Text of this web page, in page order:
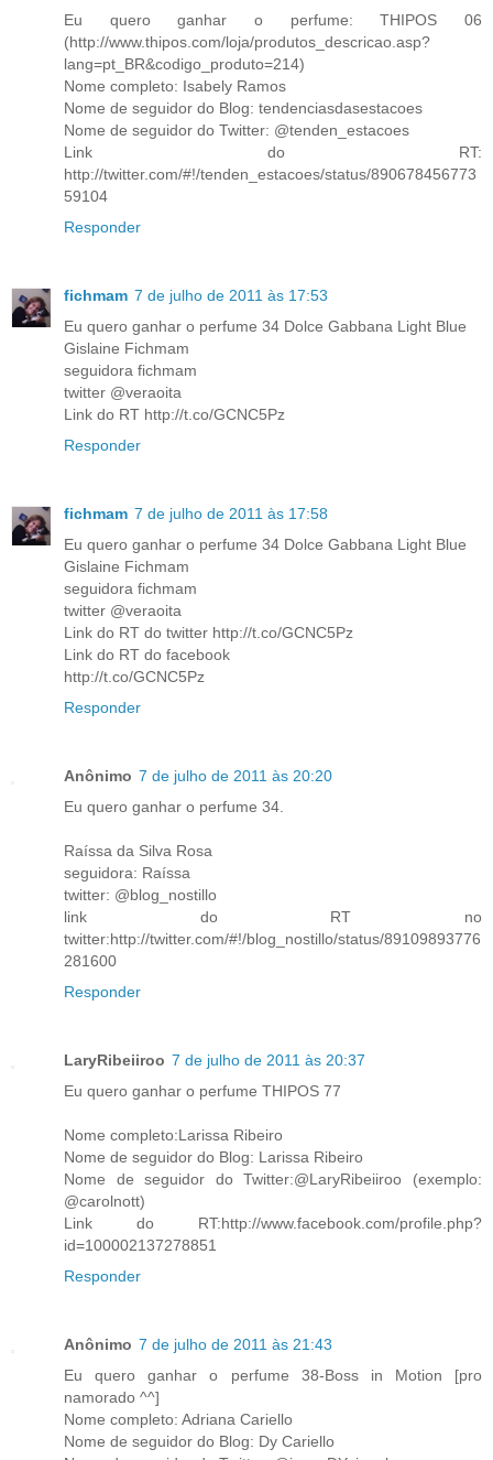
Eu quero ganhar o perfume: THIPOS 06
(http://www.thipos.com/loja/produtos_descricao.asp?
lang=pt_BR&codigo_produto=214)
Nome completo: Isabely Ramos
Nome de seguidor do Blog: tendenciasdasestacoes
Nome de seguidor do Twitter: @tenden_estacoes
Link do RT:
http://twitter.com/#!/tenden_estacoes/status/890678456773
59104
Responder
fichmam 7 de julho de 2011 às 17:53
Eu quero ganhar o perfume 34 Dolce Gabbana Light Blue
Gislaine Fichmam
seguidora fichmam
twitter @veraoita
Link do RT http://t.co/GCNC5Pz
Responder
fichmam 7 de julho de 2011 às 17:58
Eu quero ganhar o perfume 34 Dolce Gabbana Light Blue
Gislaine Fichmam
seguidora fichmam
twitter @veraoita
Link do RT do twitter http://t.co/GCNC5Pz
Link do RT do facebook
http://t.co/GCNC5Pz
Responder
Anônimo 7 de julho de 2011 às 20:20
Eu quero ganhar o perfume 34.
Raíssa da Silva Rosa
seguidora: Raíssa
twitter: @blog_nostillo
link do RT no
twitter:http://twitter.com/#!/blog_nostillo/status/89109893776
281600
Responder
LaryRibeiiroo 7 de julho de 2011 às 20:37
Eu quero ganhar o perfume THIPOS 77
Nome completo:Larissa Ribeiro
Nome de seguidor do Blog: Larissa Ribeiro
Nome de seguidor do Twitter:@LaryRibeiiroo (exemplo:
@carolnott)
Link do RT:http://www.facebook.com/profile.php?
id=100002137278851
Responder
Anônimo 7 de julho de 2011 às 21:43
Eu quero ganhar o perfume 38-Boss in Motion [pro
namorado ^^]
Nome completo: Adriana Cariello
Nome de seguidor do Blog: Dy Cariello